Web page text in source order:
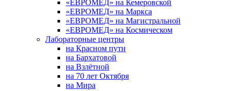
«ЕВРОМЕД» на Кемеровской
«ЕВРОМЕД» на Маркса
«ЕВРОМЕД» на Магистральной
«ЕВРОМЕД» на Космическом
Лабораторные центры
на Красном пути
на Бархатовой
на Взлётной
на 70 лет Октября
на Мира